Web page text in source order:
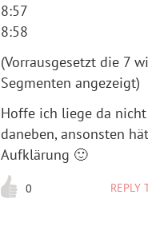
8:57
8:58
(Vorrausgesetzt die 7
Segmenten angezeigt)
Hoffe ich liege da
daneben, ansonsten
Aufklärung 🙂
0 REPLY